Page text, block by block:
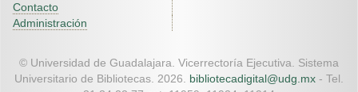
Contacto
Administración
© Universidad de Guadalajara. Vicerrectoría Ejecutiva. Sistema
Universitario de Bibliotecas. 2026. bibliotecadigital@udg.mx - Tel.